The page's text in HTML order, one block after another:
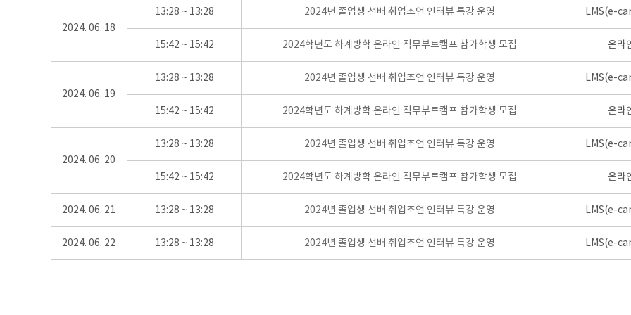
2024. 06. 18
13:28 ~ 13:28 2024년 졸업생 선배 취업조언 인터뷰 특강 운영 LMS(e-
15:42 ~ 15:42 2024학년도 하계방학 온라인 직무부트캠프 참가학생 모집 온라
2024. 06. 19
13:28 ~ 13:28 2024년 졸업생 선배 취업조언 인터뷰 특강 운영 LMS(e-
15:42 ~ 15:42 2024학년도 하계방학 온라인 직무부트캠프 참가학생 모집 온라
2024. 06. 20
13:28 ~ 13:28 2024년 졸업생 선배 취업조언 인터뷰 특강 운영 LMS(e-
15:42 ~ 15:42 2024학년도 하계방학 온라인 직무부트캠프 참가학생 모집 온라
2024. 06. 21 13:28 ~ 13:28 2024년 졸업생 선배 취업조언 인터뷰 특강 운영 LMS(e-
2024. 06. 22 13:28 ~ 13:28 2024년 졸업생 선배 취업조언 인터뷰 특강 운영 LMS(e-